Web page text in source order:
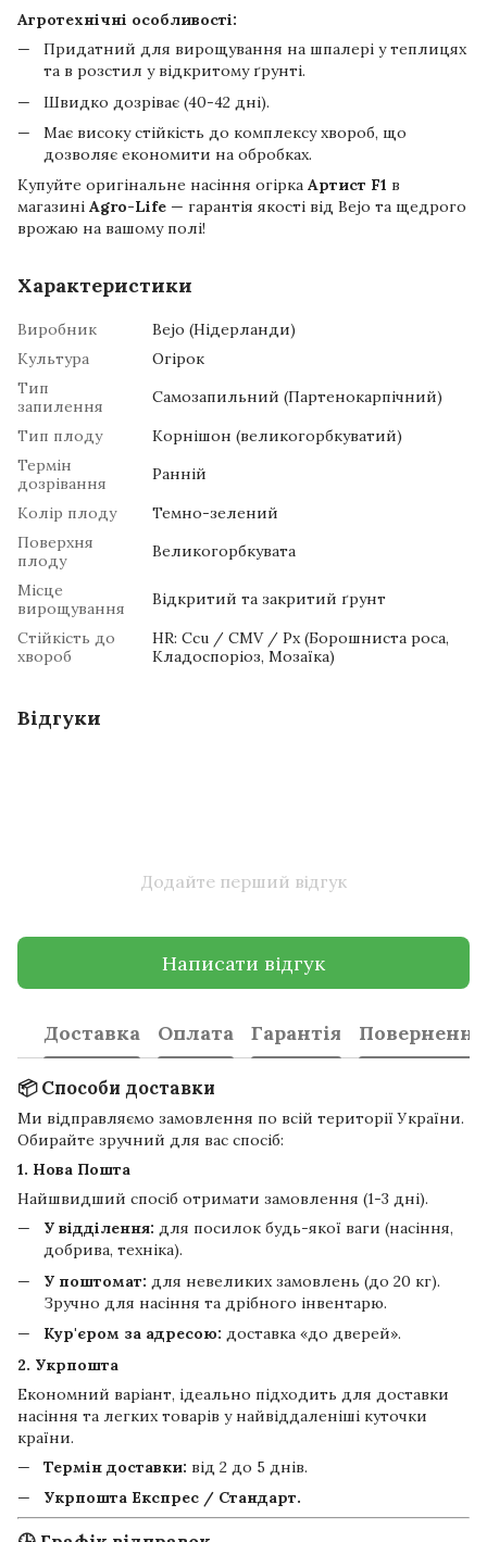
Агротехнічні особливості:
Придатний для вирощування на шпалері у теплицях
та в розстил у відкритому ґрунті.
Швидко дозріває (40-42 дні).
Має високу стійкість до комплексу хвороб, що
дозволяє економити на обробках.
Купуйте оригінальне насіння огірка Артист F1 в
магазині Agro-Life — гарантія якості від Bejo та щедрого
врожаю на вашому полі!
Характеристики
Виробник
Bejo (Нідерланди)
Культура
Огірок
Тип
запилення
Самозапильний (Партенокарпічний)
Тип плоду
Корнішон (великогорбкуватий)
Термін
дозрівання
Ранній
Колір плоду
Темно-зелений
Поверхня
плоду
Великогорбкувата
Місце
вирощування
Відкритий та закритий ґрунт
Стійкість до
хвороб
HR: Ccu / CMV / Px (Борошниста роса,
Кладоспоріоз, Мозаїка)
Відгуки
Додайте перший відгук
Написати відгук
Доставка Оплата Гарантія Повернення
📦 Способи доставки
Ми відправляємо замовлення по всій території України.
Обирайте зручний для вас спосіб:
1. Нова Пошта
Найшвидший спосіб отримати замовлення (1-3 дні).
У відділення: для посилок будь-якої ваги (насіння,
добрива, техніка).
У поштомат: для невеликих замовлень (до 20 кг).
Зручно для насіння та дрібного інвентарю.
Кур'єром за адресою: доставка «до дверей».
2. Укрпошта
Економний варіант, ідеально підходить для доставки
насіння та легких товарів у найвіддаленіші куточки
країни.
Термін доставки: від 2 до 5 днів.
Укрпошта Експрес / Стандарт.